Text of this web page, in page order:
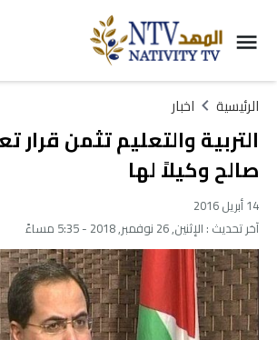
الرئيسية اخبار
التربية والتعليم تثمن قرار
صالح وكيلاً لها
14 أبريل 2016
آخر تحديث : الإثنين, 26 نوفمبر, 2018 - 5:35 مساءً